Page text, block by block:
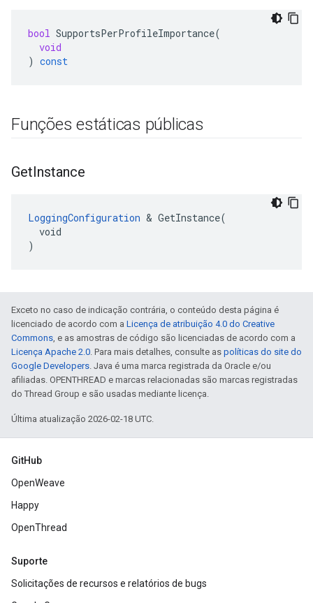
bool SupportsPerProfileImportance(
void
) const
Funções estáticas públicas
GetInstance
LoggingConfiguration & GetInstance(
  void
)
Exceto no caso de indicação contrária, o conteúdo desta página é
licenciado de acordo com a Licença de atribuição 4.0 do Creative
Commons, e as amostras de código são licenciadas de acordo com a
Licença Apache 2.0. Para mais detalhes, consulte as políticas do site do
Google Developers. Java é uma marca registrada da Oracle e/ou
afiliadas. OPENTHREAD e marcas relacionadas são marcas registradas
do Thread Group e são usadas mediante licença.
Última atualização 2026-02-18 UTC.
GitHub
OpenWeave
Happy
OpenThread
Suporte
Solicitações de recursos e relatórios de bugs